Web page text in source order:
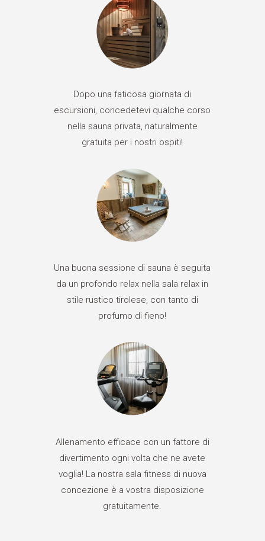
Dopo una faticosa giornata di
escursioni, concedetevi qualche corso
nella sauna privata, naturalmente
gratuita per i nostri ospiti!
Una buona sessione di sauna è seguita
da un profondo relax nella sala relax in
stile rustico tirolese, con tanto di
profumo di fieno!
Allenamento efficace con un fattore di
divertimento ogni volta che ne avete
voglia! La nostra sala fitness di nuova
concezione è a vostra disposizione
gratuitamente.